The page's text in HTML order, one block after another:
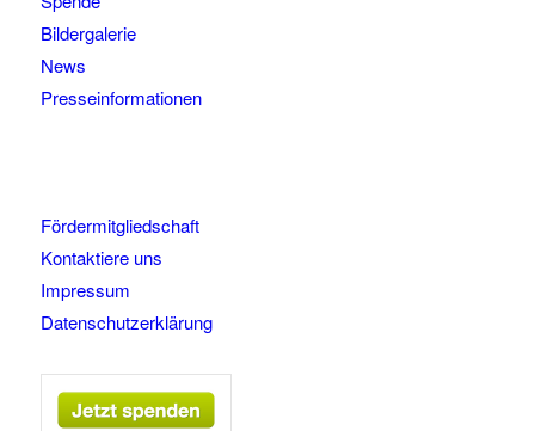
Bildergalerie
News
Presseinformationen
Fördermitgliedschaft
Kontaktiere uns
Impressum
Datenschutzerklärung